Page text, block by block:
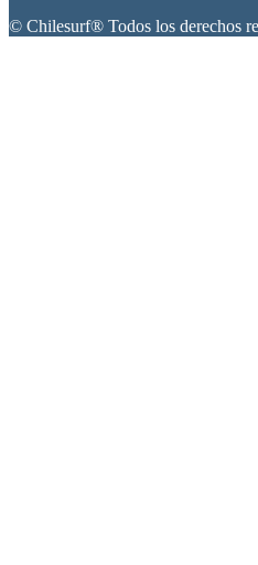
© Chilesurf® Todos los derechos